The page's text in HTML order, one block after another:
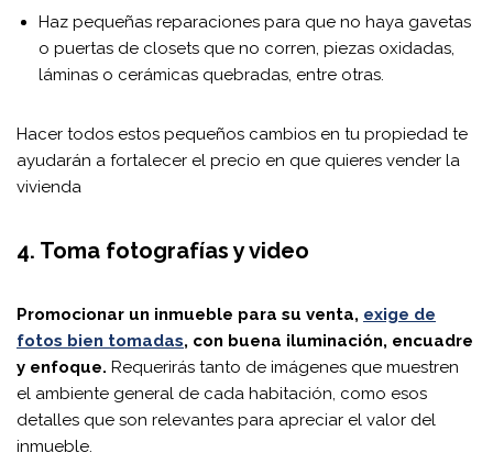
Haz pequeñas reparaciones para que no haya gavetas
o puertas de closets que no corren, piezas oxidadas,
láminas o cerámicas quebradas, entre otras.
Hacer todos estos pequeños cambios en tu propiedad te
ayudarán a fortalecer el precio en que quieres vender la
vivienda
4. Toma fotografías y video
Promocionar un inmueble para su venta, exige de
fotos bien tomadas, con buena iluminación, encuadre
y enfoque. Requerirás tanto de imágenes que muestren
el ambiente general de cada habitación, como esos
detalles que son relevantes para apreciar el valor del
inmueble.